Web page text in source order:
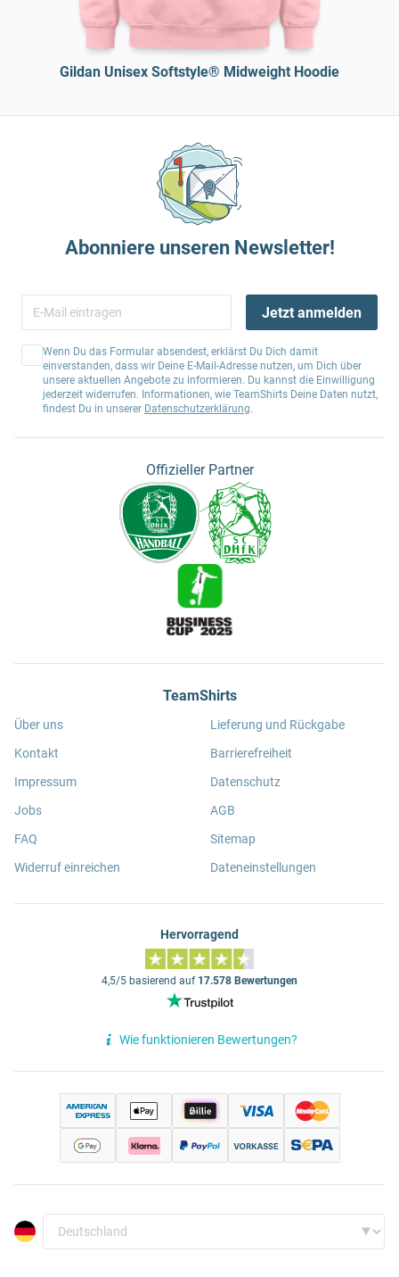
Gildan Unisex Softstyle® Midweight Hoodie
Abonniere unseren Newsletter!
Jetzt anmelden
Wenn Du das Formular absendest, erklärst Du Dich damit
einverstanden, dass wir Deine E-Mail-Adresse nutzen, um Dich über
unsere aktuellen Angebote zu informieren. Du kannst die Einwilligung
jederzeit widerrufen. Informationen, wie TeamShirts Deine Daten nutzt,
findest Du in unserer Datenschutzerklärung.
Offizieller Partner
TeamShirts
Über uns
Kontakt
Impressum
Jobs
FAQ
Widerruf einreichen
Lieferung und Rückgabe
Barrierefreiheit
Datenschutz
AGB
Sitemap
Dateneinstellungen
Hervorragend
4,5/5 basierend auf 17.578 Bewertungen
Wie funktionieren Bewertungen?